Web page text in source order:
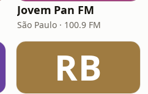
Jovem Pan FM
São Paulo · 100.9 FM
RB